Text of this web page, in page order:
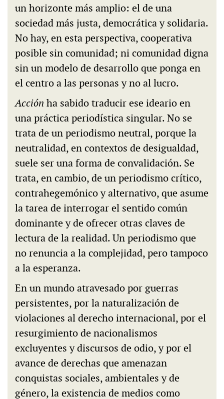
un horizonte más amplio: el de una
sociedad más justa, democrática y solidaria.
No hay, en esta perspectiva, cooperativa
posible sin comunidad; ni comunidad digna
sin un modelo de desarrollo que ponga en
el centro a las personas y no al lucro.
Acción ha sabido traducir ese ideario en
una práctica periodística singular. No se
trata de un periodismo neutral, porque la
neutralidad, en contextos de desigualdad,
suele ser una forma de convalidación. Se
trata, en cambio, de un periodismo crítico,
contrahegemónico y alternativo, que asume
la tarea de interrogar el sentido común
dominante y de ofrecer otras claves de
lectura de la realidad. Un periodismo que
no renuncia a la complejidad, pero tampoco
a la esperanza.
En un mundo atravesado por guerras
persistentes, por la naturalización de
violaciones al derecho internacional, por el
resurgimiento de nacionalismos
excluyentes y discursos de odio, y por el
avance de derechas que amenazan
conquistas sociales, ambientales y de
género, la existencia de medios como